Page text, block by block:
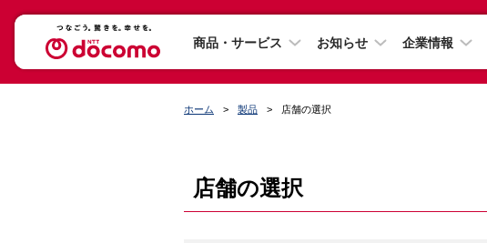
商品・サービス お知らせ 企業情報
ホーム 製品 店舗の選択
店舗の選択